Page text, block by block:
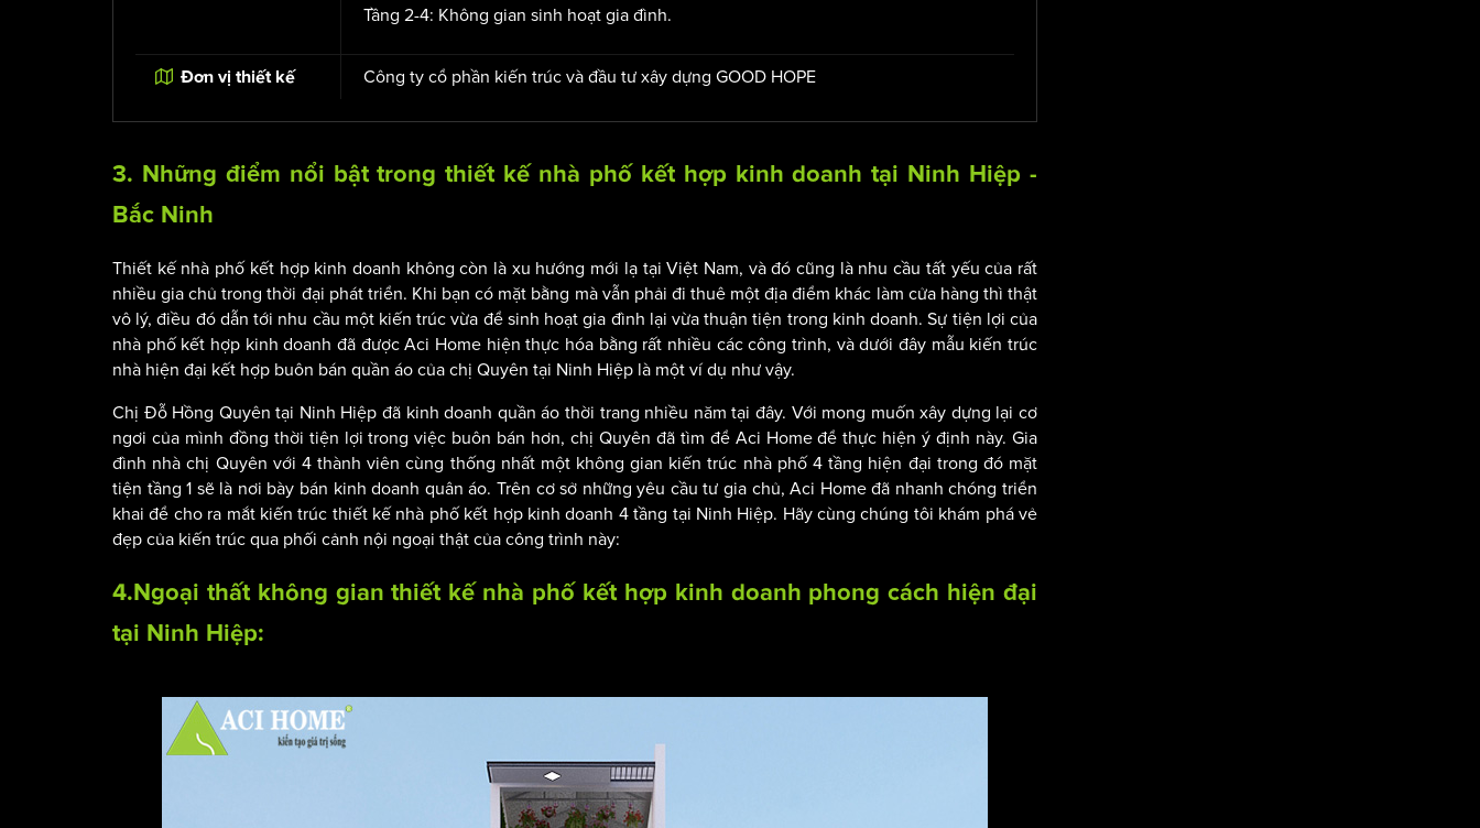
Tầng 2-4: Không gian sinh hoạt gia đình.
Đơn vị thiết kế Công ty cổ phần kiến trúc và đầu tư xây dựng GOOD HOPE
3. Những điểm nổi bật trong thiết kế nhà phố kết hợp kinh doanh tại Ninh Hiệp -
Bắc Ninh
Thiết kế nhà phố kết hợp kinh doanh không còn là xu hướng mới lạ tại Việt Nam, và đó cũng là nhu cầu tất yếu của rất
nhiều gia chủ trong thời đại phát triển. Khi bạn có mặt bằng mà vẫn phải đi thuê một địa điểm khác làm cửa hàng thì thật
vô lý, điều đó dẫn tới nhu cầu một kiến trúc vừa để sinh hoạt gia đình lại vừa thuận tiện trong kinh doanh. Sự tiện lợi của
nhà phố kết hợp kinh doanh đã được Aci Home hiện thực hóa bằng rất nhiều các công trình, và dưới đây mẫu kiến trúc
nhà hiện đại kết hợp buôn bán quần áo của chị Quyên tại Ninh Hiệp là một ví dụ như vậy.
Chị Đỗ Hồng Quyên tại Ninh Hiệp đã kinh doanh quần áo thời trang nhiều năm tại đây. Với mong muốn xây dựng lại cơ
ngơi của mình đồng thời tiện lợi trong việc buôn bán hơn, chị Quyên đã tìm để Aci Home để thực hiện ý định này. Gia
đình nhà chị Quyên với 4 thành viên cùng thống nhất một không gian kiến trúc nhà phố 4 tầng hiện đại trong đó mặt
tiện tầng 1 sẽ là nơi bày bán kinh doanh quân áo. Trên cơ sở những yêu cầu tư gia chủ, Aci Home đã nhanh chóng triển
khai để cho ra mắt kiến trúc thiết kế nhà phố kết hợp kinh doanh 4 tầng tại Ninh Hiệp. Hãy cùng chúng tôi khám phá vẻ
đẹp của kiến trúc qua phối cảnh nội ngoại thật của công trình này:
4.Ngoại thất không gian thiết kế nhà phố kết hợp kinh doanh phong cách hiện đại
tại Ninh Hiệp: